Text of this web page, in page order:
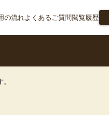
の流れよくあるご質問閲覧履歴